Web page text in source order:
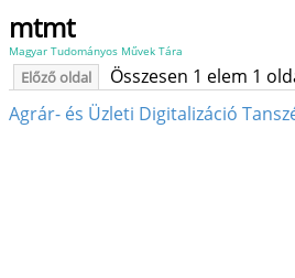
mtmt
Magyar Tudományos Művek Tára
Előző oldal
Összesen 1 elem 1
Agrár- és Üzleti Digitalizáció